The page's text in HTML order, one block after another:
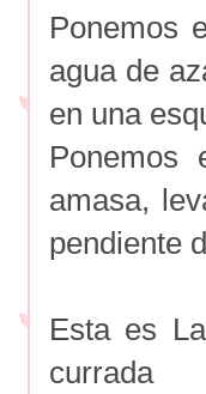
Ponemos
agua de
en una
amasa,
pendiente
Esta es
currada